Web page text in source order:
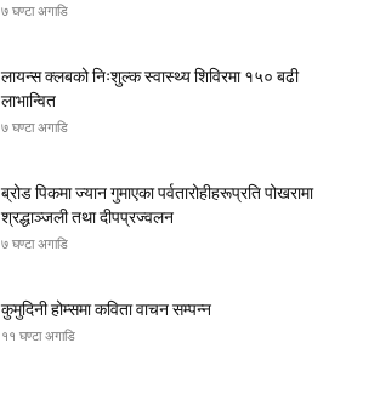
७ घण्टा अगाडि
लायन्स क्लबको निःशुल्क स्वास्थ्य शिविरमा १५० बढी
लाभान्वित
७ घण्टा अगाडि
ब्रोड पिकमा ज्यान गुमाएका पर्वतारोहीहरूप्रति पोखरामा
श्रद्धाञ्जली तथा दीपप्रज्वलन
७ घण्टा अगाडि
कुमुदिनी होम्समा कविता वाचन सम्पन्न
११ घण्टा अगाडि